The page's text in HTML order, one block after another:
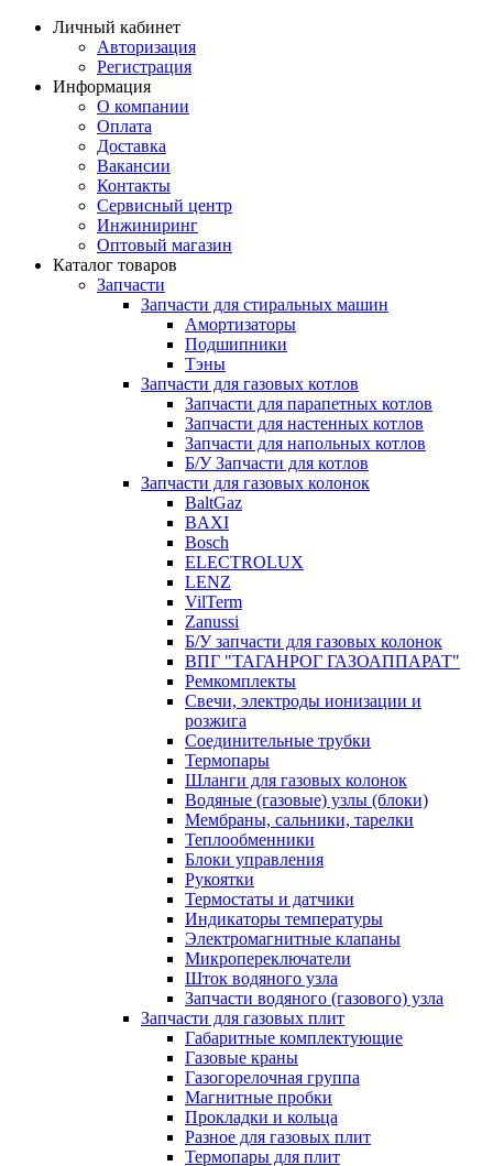
Личный кабинет
Авторизация
Регистрация
Информация
О компании
Оплата
Доставка
Вакансии
Контакты
Сервисный центр
Инжиниринг
Оптовый магазин
Каталог товаров
Запчасти
Запчасти для стиральных машин
Амортизаторы
Подшипники
Тэны
Запчасти для газовых котлов
Запчасти для парапетных котлов
Запчасти для настенных котлов
Запчасти для напольных котлов
Б/У Запчасти для котлов
Запчасти для газовых колонок
BaltGaz
BAXI
Bosch
ELECTROLUX
LENZ
VilTerm
Zanussi
Б/У запчасти для газовых колонок
ВПГ "ТАГАНРОГ ГАЗОАППАРАТ"
Ремкомплекты
Свечи, электроды ионизации и
розжига
Соединительные трубки
Термопары
Шланги для газовых колонок
Водяные (газовые) узлы (блоки)
Мембраны, сальники, тарелки
Теплообменники
Блоки управления
Рукоятки
Термостаты и датчики
Индикаторы температуры
Электромагнитные клапаны
Микропереключатели
Шток водяного узла
Запчасти водяного (газового) узла
Запчасти для газовых плит
Габаритные комплектующие
Газовые краны
Газогорелочная группа
Магнитные пробки
Прокладки и кольца
Разное для газовых плит
Термопары для плит